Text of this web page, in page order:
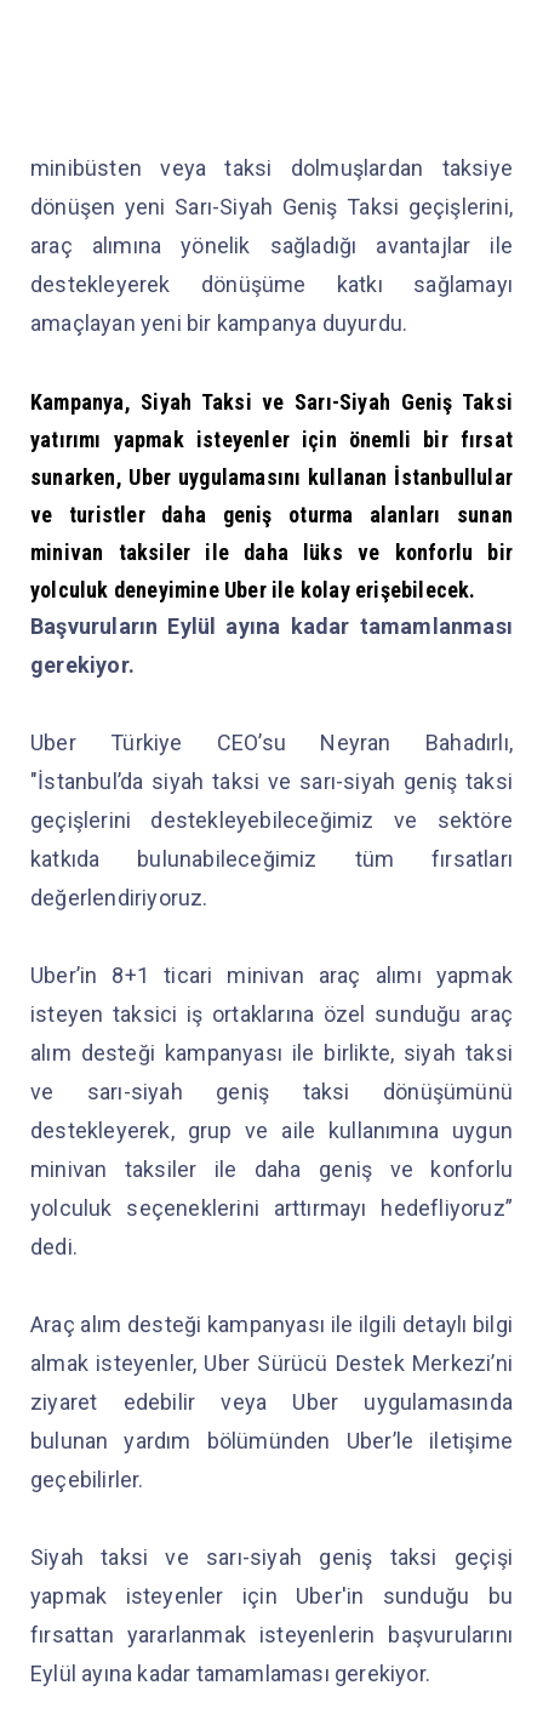
minibüsten veya taksi dolmuşlardan taksiye
dönüşen yeni Sarı-Siyah Geniş Taksi geçişlerini,
araç alımına yönelik sağladığı avantajlar ile
destekleyerek dönüşüme katkı sağlamayı
amaçlayan yeni bir kampanya duyurdu.
Kampanya, Siyah Taksi ve Sarı-Siyah Geniş Taksi
yatırımı yapmak isteyenler için önemli bir fırsat
sunarken, Uber uygulamasını kullanan İstanbullular
ve turistler daha geniş oturma alanları sunan
minivan taksiler ile daha lüks ve konforlu bir
yolculuk deneyimine Uber ile kolay erişebilecek.
Başvuruların Eylül ayına kadar tamamlanması
gerekiyor.
Uber Türkiye CEO’su Neyran Bahadırlı,
"İstanbul’da siyah taksi ve sarı-siyah geniş taksi
geçişlerini destekleyebileceğimiz ve sektöre
katkıda bulunabileceğimiz tüm fırsatları
değerlendiriyoruz.
Uber’in 8+1 ticari minivan araç alımı yapmak
isteyen taksici iş ortaklarına özel sunduğu araç
alım desteği kampanyası ile birlikte, siyah taksi
ve sarı-siyah geniş taksi dönüşümünü
destekleyerek, grup ve aile kullanımına uygun
minivan taksiler ile daha geniş ve konforlu
yolculuk seçeneklerini arttırmayı hedefliyoruz”
dedi.
Araç alım desteği kampanyası ile ilgili detaylı bilgi
almak isteyenler, Uber Sürücü Destek Merkezi’ni
ziyaret edebilir veya Uber uygulamasında
bulunan yardım bölümünden Uber’le iletişime
geçebilirler.
Siyah taksi ve sarı-siyah geniş taksi geçişi
yapmak isteyenler için Uber'in sunduğu bu
fırsattan yararlanmak isteyenlerin başvurularını
Eylül ayına kadar tamamlaması gerekiyor.